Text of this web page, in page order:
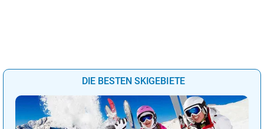
DIE BESTEN SKIGEBIETE